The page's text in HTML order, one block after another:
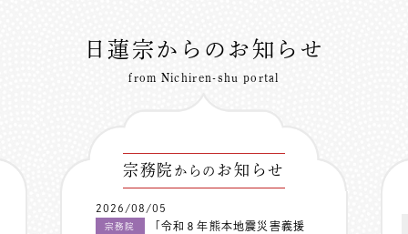
日蓮宗からのお知らせ
from Nichiren-shu portal
宗務院 からの お知らせ
2026/08/05
宗務院
「令和８年熊本地震災害義援